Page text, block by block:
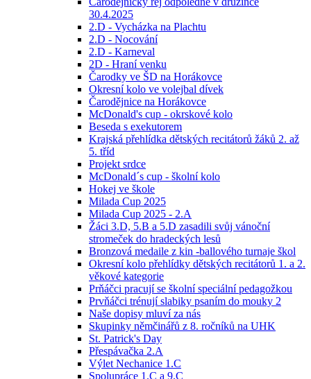
30.4.2025
2.D - Vycházka na Plachtu
2.D - Nocování
2.D - Karneval
2D - Hraní venku
Čarodky ve ŠD na Horákovce
Okresní kolo ve volejbal dívek
Čarodějnice na Horákovce
McDonald's cup - okrskové kolo
Beseda s exekutorem
Krajská přehlídka dětských recitátorů žáků 2. až
5. tříd
Projekt srdce
McDonald´s cup - školní kolo
Hokej ve škole
Milada Cup 2025
Milada Cup 2025 - 2.A
Žáci 3.D, 5.B a 5.D zasadili svůj vánoční
stromeček do hradeckých lesů
Bronzová medaile z kin -ballového turnaje škol
Okresní kolo přehlídky dětských recitátorů 1. a 2.
věkové kategorie
Prňáčci pracují se školní speciální pedagožkou
Prvňáčci trénují slabiky psaním do mouky 2
Naše dopisy mluví za nás
Skupinky němčinářů z 8. ročníků na UHK
St. Patrick's Day
Přespávačka 2.A
Výlet Nechanice 1.C
Spolupráce 1.C a 9.C